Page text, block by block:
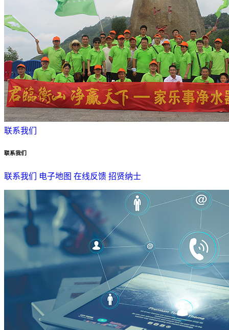
联系我们
联系我们
联系我们 电子地图 在线反馈 招贤纳士